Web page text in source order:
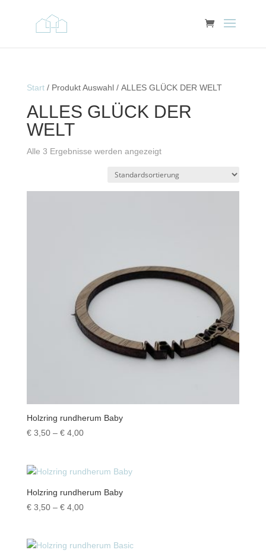
Start/ Produkt Auswahl / ALLES GLÜCK DER WELT
ALLES GLÜCK DER
WELT
Alle 3 Ergebnisse werden angezeigt
Holzring rundherum Baby
€3,50 – €4,00Preisspanne:
€ 4,00
Holzring rundherum Baby
€3,50 – €4,00Preisspanne:
€ 4,00